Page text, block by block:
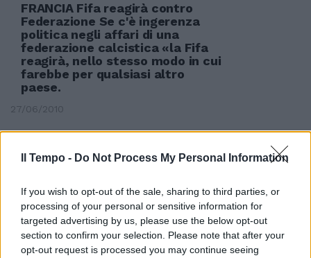
Il Tempo - Do Not Process My Personal Information
If you wish to opt-out of the sale, sharing to third parties, or
processing of your personal or sensitive information for
targeted advertising by us, please use the below opt-out
section to confirm your selection. Please note that after your
opt-out request is processed you may continue seeing
FRANCIA Fifa reagirà contro
Federazione Se c'è ingerenza
politica negli affari di una
federazione calcistica «la Fifa
reagirà, nello stesso modo in cui
farebbe per qualsiasi altro
paese.
27/06/2010
03/12/2008